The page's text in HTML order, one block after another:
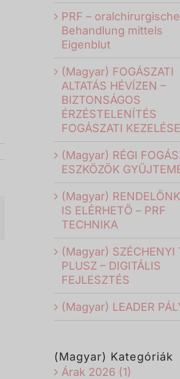
PRF – oralchirurgische
Behandlung mittels
Eigenblut
(Magyar) FOGÁSZATI
ALTATÁS HÉVÍZEN –
BIZTONSÁGOS
ÉRZÉSTELENÍTÉS
FOGÁSZATI
(Magyar) RÉGI
ESZKÖZÖK
(Magyar)
IS ELÉRHETŐ – PRF
TECHNIKA
(Magyar) SZÉCHENYI
PLUSZ – DIGITÁLIS
FEJLESZTÉS
(Magyar) LEADER
(Magyar) Kategóriák
Árak 2026 (1)